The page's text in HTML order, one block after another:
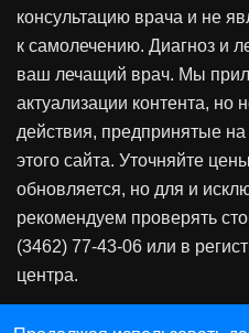
консультацию врача и не
к самолечению. Диагноз и
ваш лечащий врач. Мы
актуализации контента, но
действия, предпринятые
этого сайта. Уточняйте
обновляется, но для и
рекомендуем проверять
(3462) 77-43-06 или в
центра.